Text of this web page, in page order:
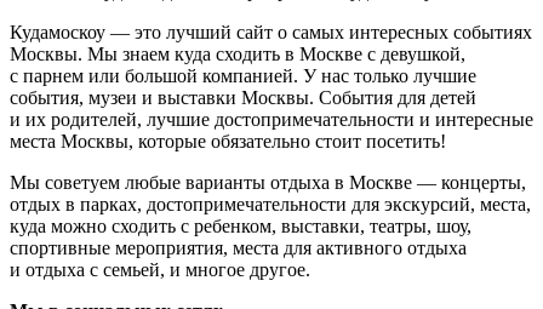
Кудамоскоу — это лучший сайт о самых интересных событиях
Москвы. Мы знаем куда сходить в Москве с девушкой,
с парнем или большой компанией. У нас только лучшие
события, музеи и выставки Москвы. События для детей
и их родителей, лучшие достопримечательности и интересные
места Москвы, которые обязательно стоит посетить!
Мы советуем любые варианты отдыха в Москве — концерты,
отдых в парках, достопримечательности для экскурсий, места,
куда можно сходить с ребенком, выставки, театры, шоу,
спортивные мероприятия, места для активного отдыха
и отдыха с семьей, и многое другое.